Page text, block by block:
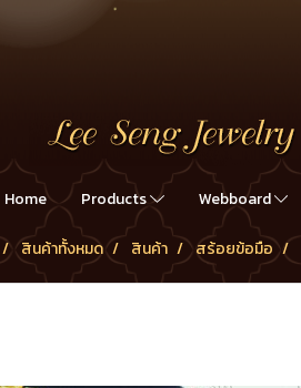
Home Products Webboard
สินค้าทั้งหมด สินค้า สร้อยข้อมือ